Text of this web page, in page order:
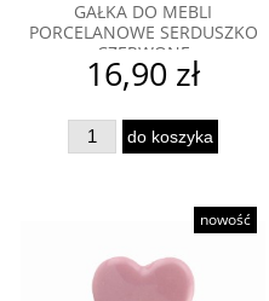
GAŁKA DO MEBLI
PORCELANOWE SERDUSZKO
CZERWONE
16,90 zł
do koszyka
nowość